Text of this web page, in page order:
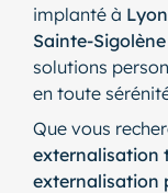
implanté à Lyon
Sainte-
solutions
en toute
Que vous
externalisation
externalisation